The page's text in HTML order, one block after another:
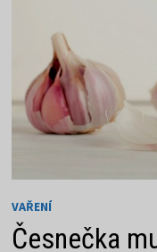
VAŘENÍ
Česnečka